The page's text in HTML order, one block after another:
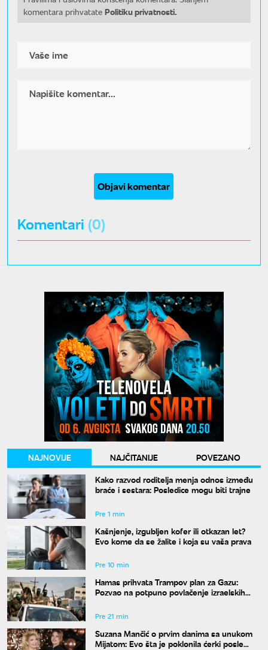
komentara prihvatate Politiku privatnosti.
Objavi komentar
Komentari (0)
NAJNOVIJE NAJČITANIJE
POVEZANO
Kako razvod roditelja menja odnos između
braće i sestara: Posledice mogu biti trajne
Pre 1 min
Kašnjenje, izgubljen kofer ili otkazan let?
Evo kome da se žalite i koja su vaša prava
Pre 10 min
Hamas prihvata Trampov plan za Gazu:
Pozvao na potpuno povlačenje izraelskih
Pre 21 min
Suzana Mančić o prvim danima sa unukom
Mijatom: Evo šta je poklonila ćerki posle